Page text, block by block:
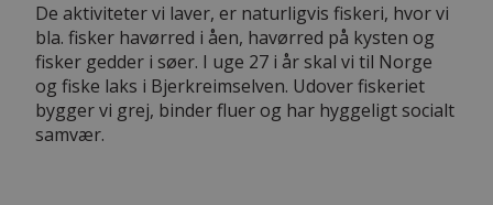
De aktiviteter vi laver, er naturligvis fiskeri, hvor vi
bla. fisker havørred i åen, havørred på kysten og
fisker gedder i søer. I uge 27 i år skal vi til Norge
og fiske laks i Bjerkreimselven. Udover fiskeriet
bygger vi grej, binder fluer og har hyggeligt socialt
samvær.